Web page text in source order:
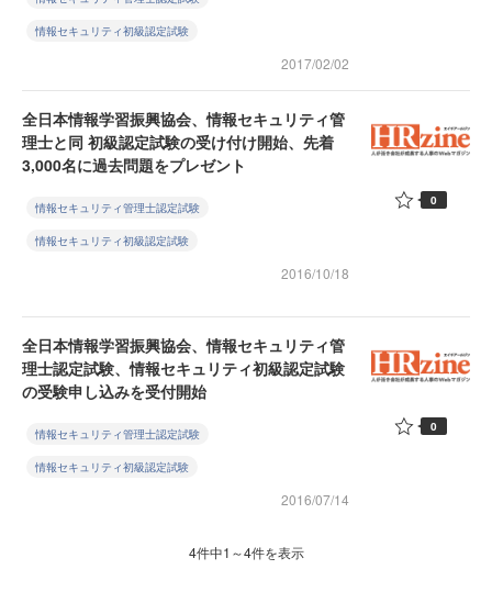
情報セキュリティ初級認定試験
2017/02/02
全日本情報学習振興協会、情報セキュリティ管
理士と同 初級認定試験の受け付け開始、先着
3,000名に過去問題をプレゼント
情報セキュリティ管理士認定試験
情報セキュリティ初級認定試験
2016/10/18
0
全日本情報学習振興協会、情報セキュリティ管
理士認定試験、情報セキュリティ初級認定試験
の受験申し込みを受付開始
情報セキュリティ管理士認定試験
情報セキュリティ初級認定試験
2016/07/14
0
4件中1～4件を表示